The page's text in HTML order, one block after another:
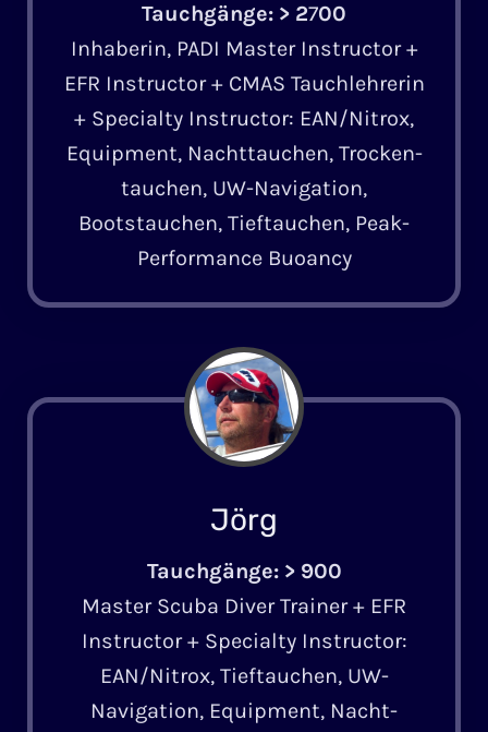
Tauchgänge: > 2700
Inha­berin, PADI Master Instructor +
EFR Instructor + CMAS Tauch­leh­rerin
+ Specialty Instructor: EAN/Nitrox,
Equipment, Nacht­tauchen, Trocken­
tauchen, UW-Navigation,
Bootstauchen, Tieftauchen, Peak-
Performance Buoancy
Jörg
Tauchgänge: > 900
Master Scuba Diver Trainer + EFR
Instructor + Specialty Instructor:
EAN/Nitrox, Tief­tauchen, UW-
Navigation, Equipment, Nacht­